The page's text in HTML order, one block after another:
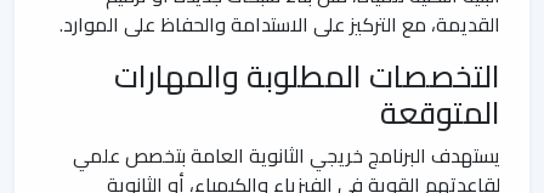
القديمة، مع التركيز على الاستدامة والحفاظ على الموارد.
التخصصات المطلوبة والمهارات
المتوقعة
يستهدف البرنامج خريجي الثانوية العامة بتخصص علمي
لقاعدتهم القوية في الفيزياء والكيمياء، أو الثانوية